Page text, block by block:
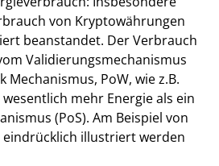
von Kryptowährungen
beanstandet. Der Verbrauch
Validierungsmechanismus
Mechanismus, PoW, wie z.B.
mehr Energie als ein
(PoS). Am Beispiel von
eindrücklich illustriert werden